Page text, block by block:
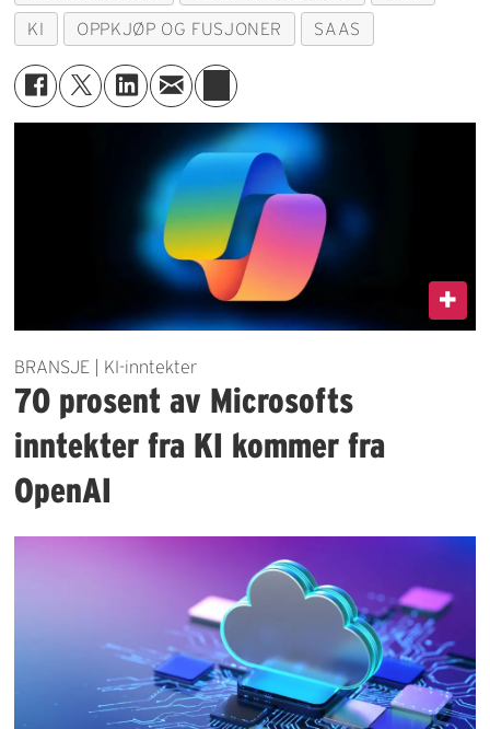
KI OPPKJØP OG FUSJONER SAAS
BRANSJE | KI-inntekter
70 prosent av Microsofts
inntekter fra KI kommer fra
OpenAI